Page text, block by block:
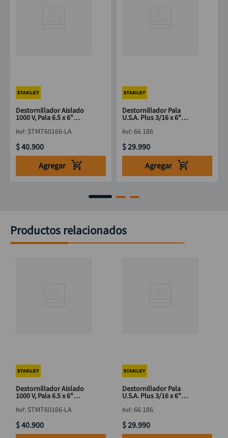
Destornillador Aislado
1000 V, Pala 6.5 x 6"
: STMT60166-LA
$40.900
Agregar
Destornillador Pala
U.S.A. Plus 3/16 x 6"
:66 186
$29.990
Agregar
Productos relacionados
Destornillador Aislado
1000 V, Pala 6.5 x 6"
: STMT60166-LA
$40.900
Destornillador Pala
U.S.A. Plus 3/16 x 6"
:66 186
$29.990